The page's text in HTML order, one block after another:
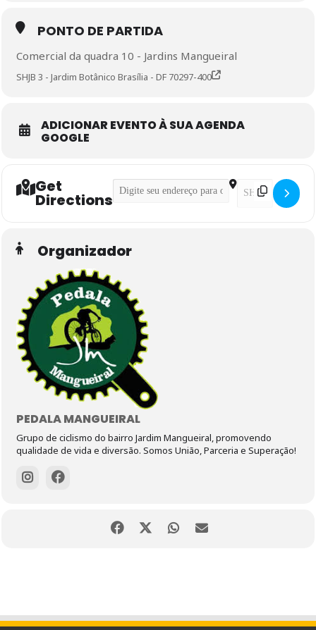
PONTO DE PARTIDA
Comercial da quadra 10 - Jardins Mangueiral
SHJB 3 - Jardim Botânico Brasília - DF 70297-400
ADICIONAR EVENTO À SUA AGENDA
GOOGLE
Get
Directions
Address - Pedal Iniciante []Destination
Organizador
PEDALA MANGUEIRAL
Grupo de ciclismo do bairro Jardim Mangueiral, promovendo
qualidade de vida e diversão. Somos União, Parceria e Superação!